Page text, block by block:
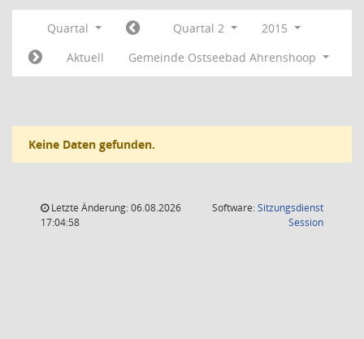
Quartal Quartal 2
2015
Aktuell
Gemeinde Ostseebad Ahrenshoop
Keine Daten gefunden.
Letzte Änderung: 06.08.2026
17:04:58
Software:Sitzungsdienst
Session(Wird in